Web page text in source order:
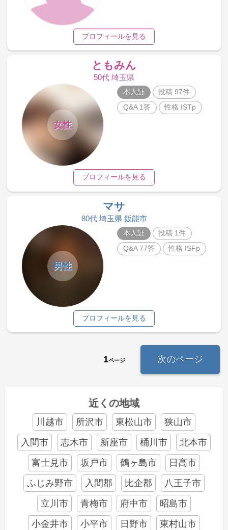
プロフィールを見る
ともみん
50代 埼玉県
女性
本人証
投稿 97件
Q&A 1答
性格 ISTp
プロフィールを見る
マサ
80代 埼玉県 飯能市
男性
本人証
投稿 1件
Q&A 77答
性格 ISFp
プロフィールを見る
1ページ 次のページ
近くの地域
川越市 所沢市 東松山市
狭山市
入間市
志木市 新座市 桶川市
北本市
富士見市
坂戸市 鶴ヶ島市
日高市
ふじみ野市
入間郡 比企郡
八王子市
立川市
青梅市 府中市
昭島市
小金井市
小平市 日野市
東村山市